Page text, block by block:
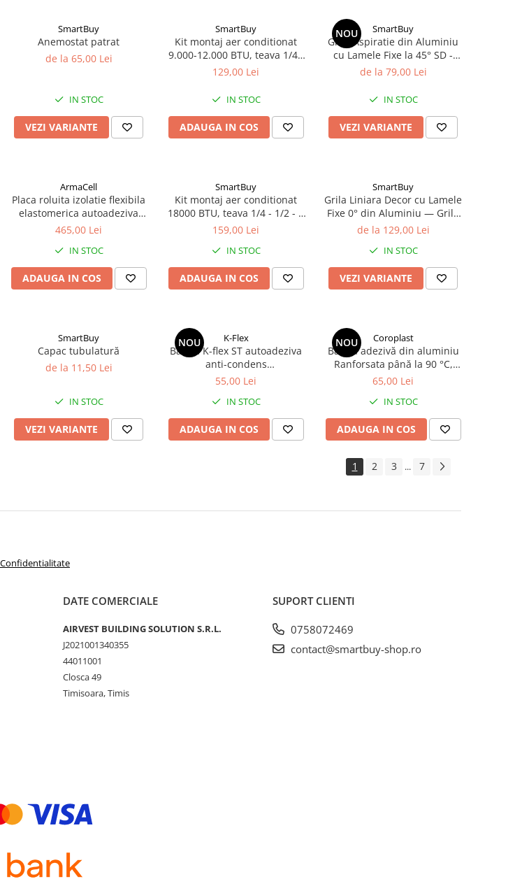
SmartBuy
Anemostat patrat
de la 65,00 Lei
IN STOC
VEZI VARIANTE
SmartBuy
Kit montaj aer conditionat
9.000-12.000 BTU, teava 1/4 -
3/8 - 3 metri
129,00 Lei
IN STOC
ADAUGA IN COS
NOU SmartBuy
Grila Aspiratie din Aluminiu
cu Lamele Fixe la 45° SD -
Ventilatie si Recirculare Aer
de la 79,00 Lei
IN STOC
VEZI VARIANTE
ArmaCell
Placa roluita izolatie flexibila
elastomerica autoadeziva
Armaflex ACE gr.19 mm | 6
465,00 Lei
IN STOC
ADAUGA IN COS
SmartBuy
Kit montaj aer conditionat
18000 BTU, teava 1/4 - 1/2 - 3
metri
159,00 Lei
IN STOC
ADAUGA IN COS
SmartBuy
Grila Liniara Decor cu Lamele
Fixe 0° din Aluminiu — Grilă
Ventilație Liniară
de la 129,00 Lei
IN STOC
VEZI VARIANTE
SmartBuy
Capac tubulatură
de la 11,50 Lei
IN STOC
VEZI VARIANTE
NOU K-Flex
Banda K-flex ST autoadeziva
anti-condens
10mx100mmx3mm
55,00 Lei
IN STOC
ADAUGA IN COS
NOU Coroplast
Bandă adezivă din aluminiu
Ranforsata până la 90 °C,
întărită, 50mm, 50 m
65,00 Lei
IN STOC
ADAUGA IN COS
1 2 3 ... 7
DATE COMERCIALE
AIRVEST BUILDING SOLUTION S.R.L.
J2021001340355
44011001
Closca 49
Timisoara, Timis
SUPORT CLIENTI
0758072469
contact@smartbuy-shop.ro